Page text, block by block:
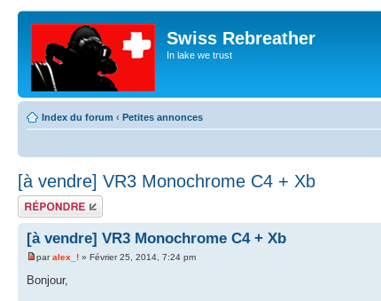
Swiss Rebreather
In lake we trust
Index du forum ‹ Petites annonces
[à vendre] VR3 Monochrome C4 + Xb
Répondre
[à vendre] VR3 Monochrome C4 + Xb
paralex_! » Février 25, 2014, 7:24 pm
Bonjour,